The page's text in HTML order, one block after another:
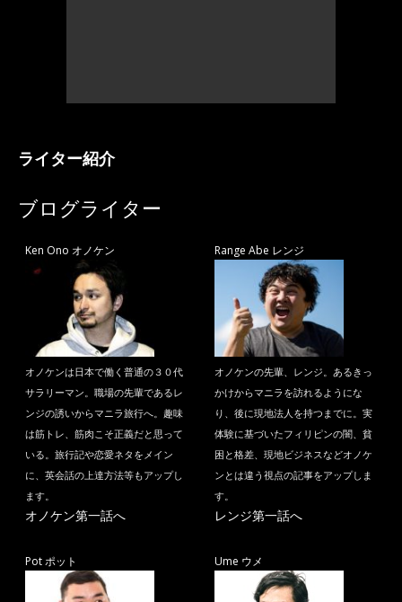
ライター紹介
ブログライター
Ken Ono オノケン
オノケンは日本で働く普通の３０代
サラリーマン。職場の先輩であるレ
ンジの誘いからマニラ旅行へ。趣味
は筋トレ、筋肉こそ正義だと思って
いる。旅行記や恋愛ネタをメイン
に、英会話の上達方法等もアップし
ます。
オノケン第一話へ
Range Abe レンジ
オノケンの先輩、レンジ。あるきっ
かけからマニラを訪れるようにな
り、後に現地法人を持つまでに。実
体験に基づいたフィリピンの闇、貧
困と格差、現地ビジネスなどオノケ
ンとは違う視点の記事をアップしま
す。
レンジ第一話へ
Pot ポット Ume ウメ